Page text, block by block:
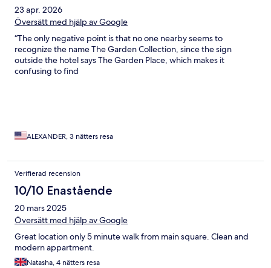
23 apr. 2026
Översätt med hjälp av Google
“The only negative point is that no one nearby seems to
recognize the name The Garden Collection, since the sign
outside the hotel says The Garden Place, which makes it
confusing to find
ALEXANDER, 3 nätters resa
Verifierad recension
10/10 Enastående
20 mars 2025
Översätt med hjälp av Google
Great location only 5 minute walk from main square. Clean and
modern appartment.
Natasha, 4 nätters resa